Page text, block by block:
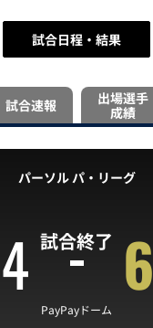
試合日程・結果
試合速報
出場選手
成績
パーソル パ・リーグ
試合終了
4 6
PayPayドーム